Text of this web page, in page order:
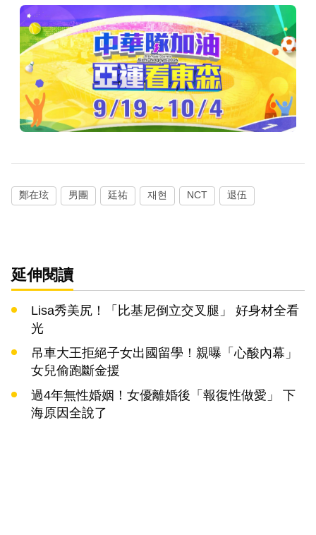
鄭在玹 男團 廷祐 재현 NCT 退伍
延伸閱讀
Lisa秀美尻！「比基尼倒立交叉腿」 好身材全看
光
吊車大王拒絕子女出國留學！親曝「心酸內幕」
女兒偷跑斷金援
過4年無性婚姻！女優離婚後「報復性做愛」 下
海原因全說了